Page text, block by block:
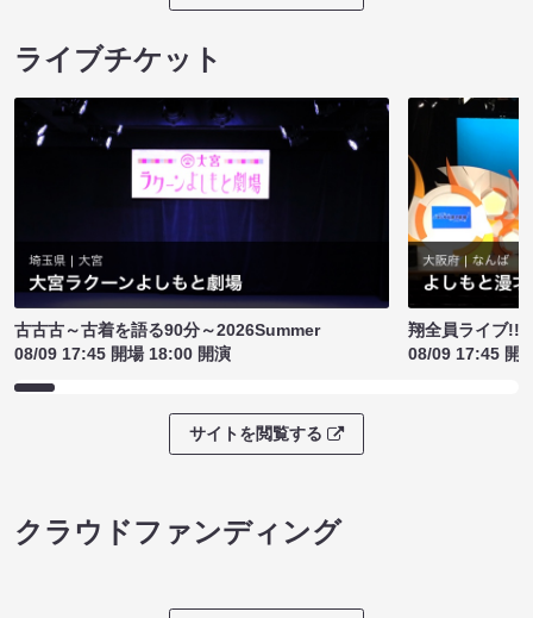
ライブチケット
古古古～古着を語る90分～2026Summer
08/09 17:45 開場 18:00 開演
翔全員ライブ!!!
08/09 17:45 開
サイトを閲覧する
クラウドファンディング